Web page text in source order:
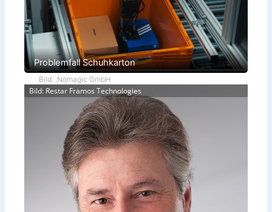
Problemfall Schuhkarton
Bild: .Nomagic GmbH
Bild: Restar Framos Technologies